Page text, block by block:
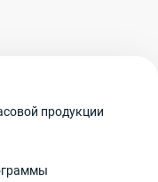
продукции